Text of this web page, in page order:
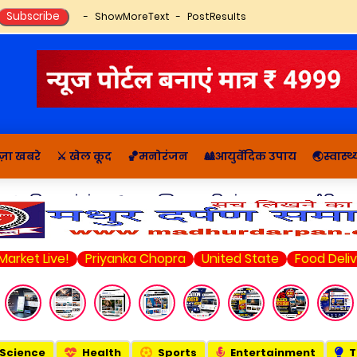
ShowMoreText PostResults
खबरे ⚔️ खेल कूद 🏀मनोरंजन 🎎आयुर्वेदिक उपाय
🔬राशिफल, पंचांग 📚आध्यात्मिक कहानियां व ज्ञान राजनीति
Priyanka Chopra United State Food Delivery
Science Health Sports Entertainment